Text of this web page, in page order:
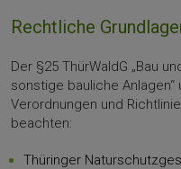
Rechtliche
Der §25 ThürWaldG „Bau
sonstige bauliche
Verordnungen und
beachten:
Thüringer